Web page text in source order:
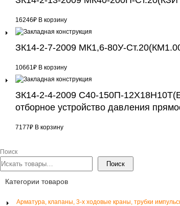
16246₽ В корзину
ЗК14-2-7-2009 МК1,6-80У-
10661₽ В корзину
ЗК14-2-4-2009 С40-150П-
отборное устройство давления
7177₽ В корзину
Поиск
Поиск
Категории товаров
Арматура, клапаны, 3-х ходовые краны, трубки